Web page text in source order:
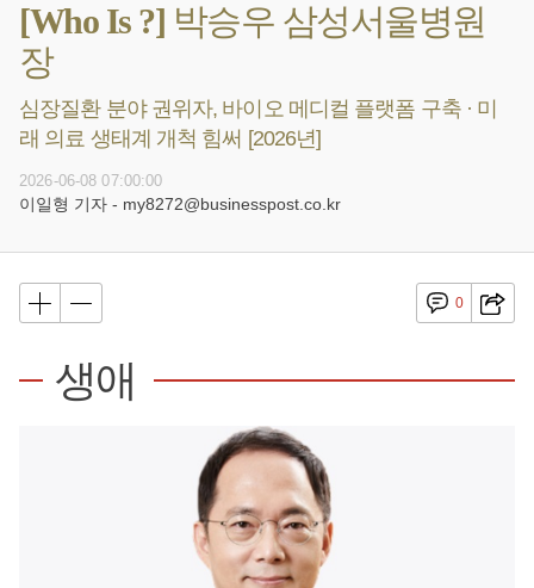
[Who Is ?] 박승우 삼성서울병원
장
심장질환 분야 권위자, 바이오 메디컬 플랫폼 구축 · 미
래 의료 생태계 개척 힘써 [2026년]
2026-06-08 07:00:00
이일형 기자 - my8272@businesspost.co.kr
0
생애